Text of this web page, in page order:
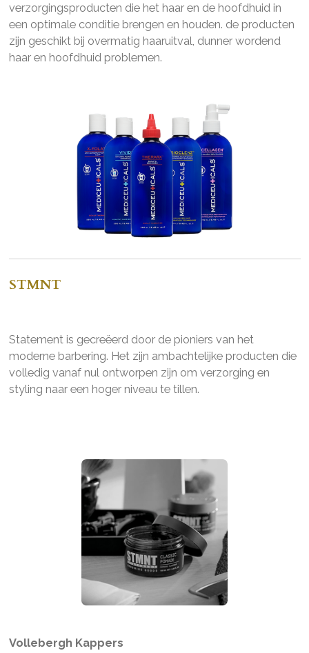
verzorgingsproducten die het haar en de hoofdhuid in
een optimale conditie brengen en houden. de producten
zijn geschikt bij overmatig haaruitval, dunner wordend
haar en hoofdhuid problemen.
STMNT
Statement is gecreëerd door de pioniers van het
moderne barbering. Het zijn ambachtelijke producten die
volledig vanaf nul ontworpen zijn om verzorging en
styling naar een hoger niveau te tillen.
Vollebergh Kappers